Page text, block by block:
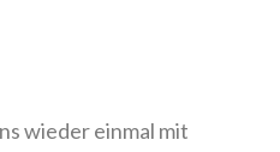
wieder einmal mit